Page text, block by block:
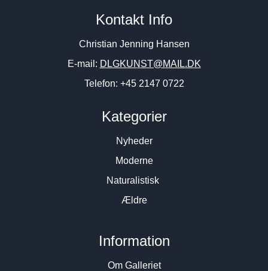
Kontakt Info
Christian Jenning Hansen
E-mail: DLGKUNST@MAIL.DK
Telefon: +45 2147 0722
Kategorier
Nyheder
Moderne
Naturalistisk
Ældre
Information
Om Galleriet